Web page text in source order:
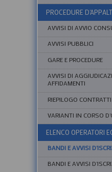
PROCEDURE
AVVISI DI AVVIO
AVVISI PUBBLICI
GARE E PROCEDURE
AVVISI DI
AFFIDAMENTI
RIEPILOGO
VARIANTI IN CORSO
ELENCO OPERATORI
BANDI E AVVISI
BANDI E AVVISI